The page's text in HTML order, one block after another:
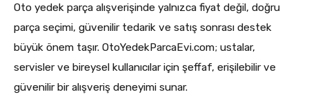
Oto yedek parça alışverişinde yalnızca fiyat değil, doğru
parça seçimi, güvenilir tedarik ve satış sonrası destek
büyük önem taşır. OtoYedekParcaEvi.com; ustalar,
servisler ve bireysel kullanıcılar için şeffaf, erişilebilir ve
güvenilir bir alışveriş deneyimi sunar.